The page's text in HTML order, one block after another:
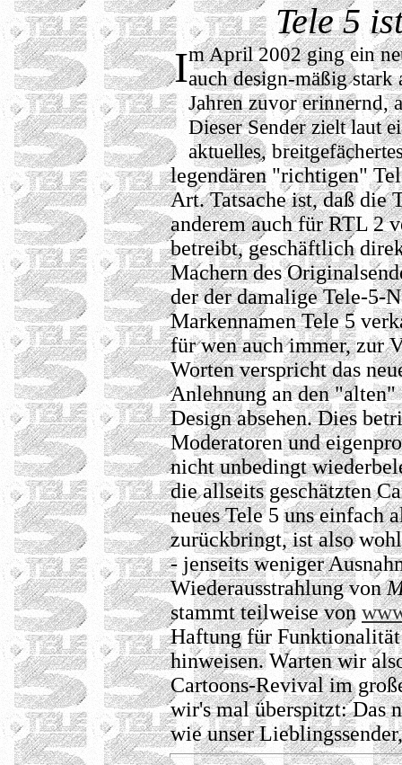
Tele 5
Im April 2002 ging ein
auch design-mäßig
Jahren zuvor erinnernd,
Dieser Sender zielt laut
aktuelles,
legendären "richtigen"
Art. Tatsache ist, daß die
anderem auch für RTL 2
betreibt, geschäftlich
Machern des
der der damalige Tele-5-
Markennamen Tele 5
für wen auch immer, zur
Worten verspricht das
Anlehnung an den
Design absehen. Dies
Moderatoren und
nicht unbedingt
die allseits geschätzten
neues Tele 5 uns einfach
zurückbringt, ist also
- jenseits weniger
Wiederausstrahlung von
stammt teilweise von
Haftung für
hinweisen. Warten wir
Cartoons-Revival im
wir's mal überspitzt: Das
wie unser